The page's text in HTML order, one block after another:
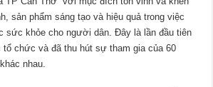
sản phẩm sáng tạo và hiệu quả trong việc
sức khỏe cho người dân. Đây là lần đầu tiên
chức và đã thu hút sự tham gia của 60
nhau.